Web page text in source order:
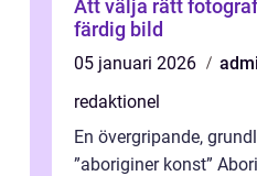
Att välja rätt fotograf från första idé
färdig bild
05 januari 2026
redaktionel
En övergripande,
”aboriginer konst”